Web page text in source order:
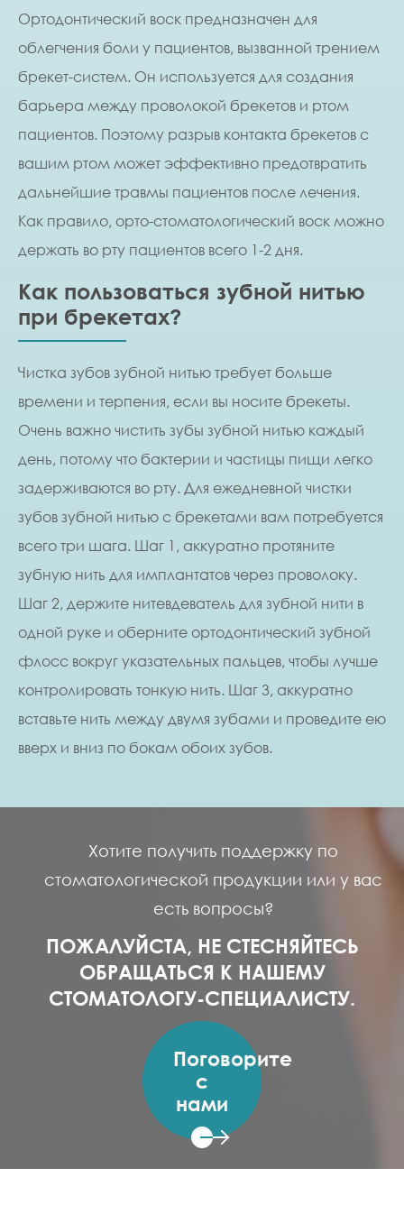
Ортодонтический воск предназначен для
облегчения боли у пациентов, вызванной трением
брекет-систем. Он используется для создания
барьера между проволокой брекетов и ртом
пациентов. Поэтому разрыв контакта брекетов с
вашим ртом может эффективно предотвратить
дальнейшие травмы пациентов после лечения.
Как правило, орто-стоматологический воск можно
держать во рту пациентов всего 1-2 дня.
Как пользоваться зубной нитью
при брекетах?
Чистка зубов зубной нитью требует больше
времени и терпения, если вы носите брекеты.
Очень важно чистить зубы зубной нитью каждый
день, потому что бактерии и частицы пищи легко
задерживаются во рту. Для ежедневной чистки
зубов зубной нитью с брекетами вам потребуется
всего три шага. Шаг 1, аккуратно протяните
зубную нить для имплантатов через проволоку.
Шаг 2, держите нитевдеватель для зубной нити в
одной руке и оберните ортодонтический зубной
флосс вокруг указательных пальцев, чтобы лучше
контролировать тонкую нить. Шаг 3, аккуратно
вставьте нить между двумя зубами и проведите ею
вверх и вниз по бокам обоих зубов.
Хотите получить поддержку по
стоматологической продукции или у вас
есть вопросы?
ПОЖАЛУЙСТА, НЕ СТЕСНЯЙТЕСЬ
ОБРАЩАТЬСЯ К НАШЕМУ
СТОМАТОЛОГУ-СПЕЦИАЛИСТУ.
Поговорите
с
нами